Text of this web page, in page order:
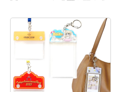
ナルグッズのOEMをご検討
中の業者様もお気軽にご相
談ください。コミケや同人
イベントでは、アニメグッ
ズとしてのオリジナル プレ
イマットが特に人気を集め
ています。サークル限定の
をしっかり保護。機能性と
販グッズとしても付加価値
の高いオリジナルiPhoneケ
ースを制作することができ
ます。 販売に必要な資材も
取り揃えておりますので、
お客様にはデザインをご入
稿いただくだけでオリジナ